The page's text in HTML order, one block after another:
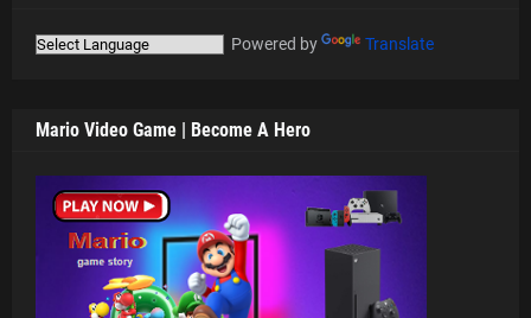
Powered by Translate
Mario Video Game | Become A Hero